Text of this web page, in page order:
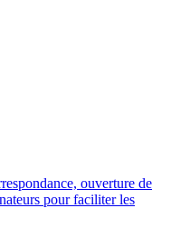
ouverture de
pour faciliter les